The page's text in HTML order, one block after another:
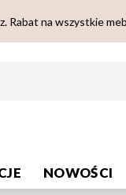
Rabat na wszystkie
NOWOŚCI